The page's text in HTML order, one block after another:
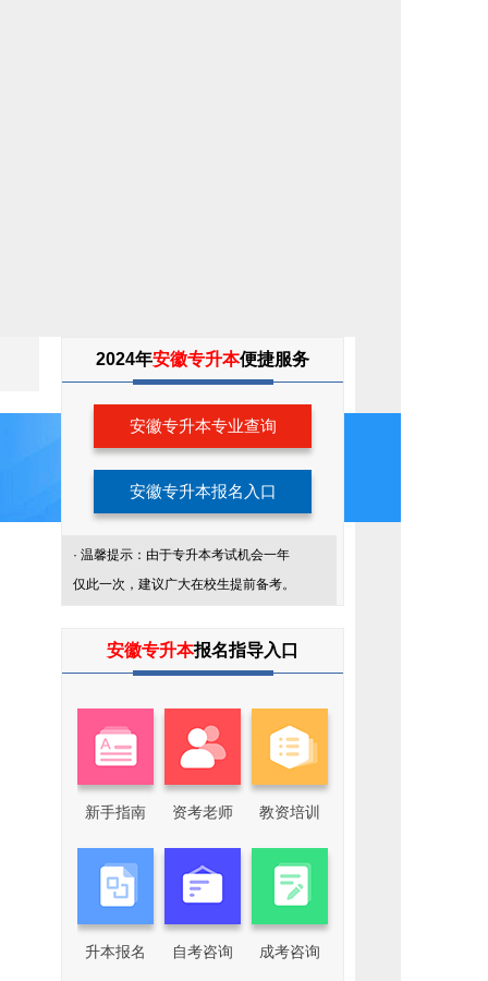
2024年安徽专升本便捷服务
安徽专升本专业查询
安徽专升本报名入口
· 温馨提示：由于专升本考试机会一年
仅此一次，建议广大在校生提前备考。
安徽专升本报名指导入口
新手指南 资考老师 教资培训
升本报名 自考咨询 成考咨询
生